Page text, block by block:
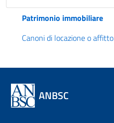
Patrimonio immobiliare
Canoni di locazione o affitto
ANBSC